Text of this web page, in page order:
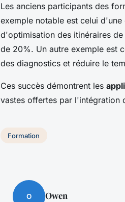
Les anciens participants des
exemple notable est celui
d'optimisation des itinéraires
de 20%. Un autre exemple est
des diagnostics et réduire le
Ces succès démontrent les
vastes offertes par l'intégration
Formation
O Owen